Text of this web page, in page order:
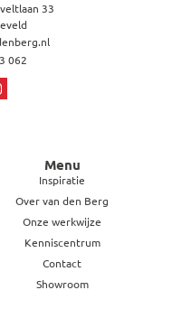
33
062
Menu
Inspiratie
Over van den Berg
Onze werkwijze
Kenniscentrum
Contact
Showroom